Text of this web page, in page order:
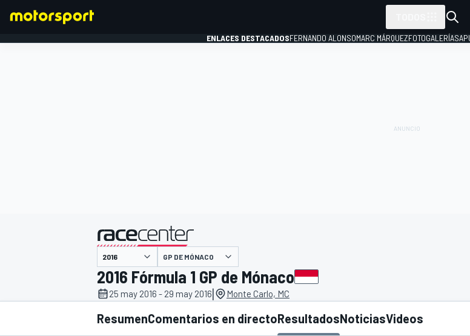
INDYCAR WRC
ENLACES DESTACADOSFERNANDO ALONSOMARC MÁRQUEZFOTOGALERÍAS
presentado por
GP DE MÓNACO
2016 Fórmula 1 GP de Mónaco
25 may 2016 - 29 may 2016| Monte Carlo, MC
ResumenComentarios en directoResultadosNoticiasVideos